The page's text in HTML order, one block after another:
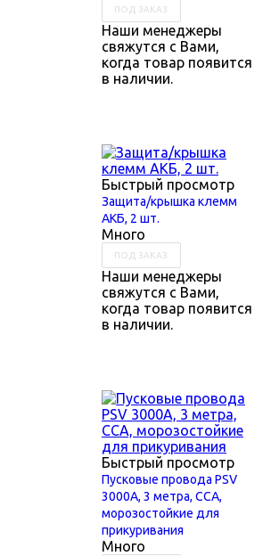
ПОД ЗАКАЗ
Наши менеджеры
свяжутся с Вами,
когда товар появится
в наличии.
Быстрый просмотр
Защита/крышка клемм
АКБ, 2 шт.
Много
ПОД ЗАКАЗ
Наши менеджеры
свяжутся с Вами,
когда товар появится
в наличии.
Быстрый просмотр
Пусковые провода PSV
3000А, 3 метра, ССА,
морозостойкие для
прикуривания
Много